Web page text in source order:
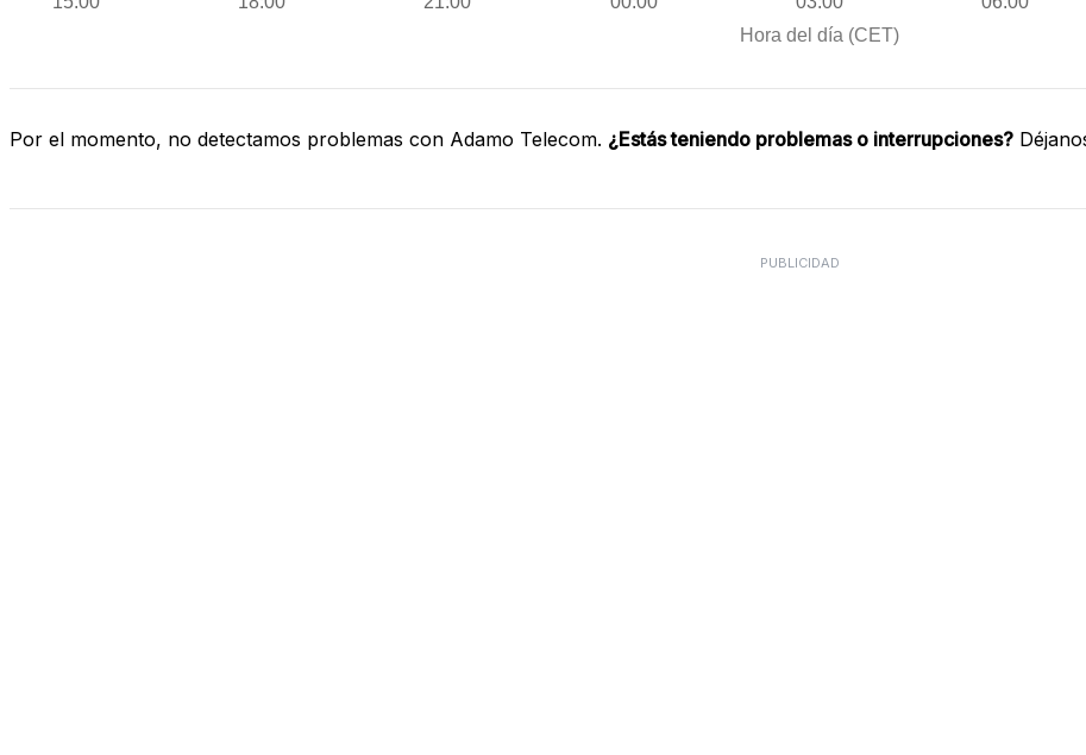
Por el momento, no detectamos problemas con Adamo Telecom. ¿Estás teniendo problemas o interrupciones?
PUBLICIDAD